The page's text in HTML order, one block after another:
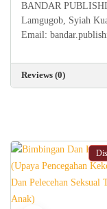
BANDAR
Lamgugob, Syiah
Email:
Reviews (0)